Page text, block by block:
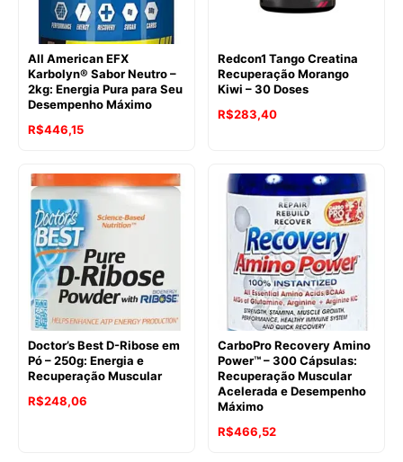
All American EFX
Karbolyn® Sabor Neutro –
2kg: Energia Pura para Seu
Desempenho Máximo
O
original
era:
R$629,95.
R$446,15O
atual
é:
R$446,15.
Redcon1 Tango Creatina
Recuperação Morango
Kiwi – 30 Doses
O
era:
R$446,15.
R$283,40O
é:
R$283,40.
Doctor’s Best D-Ribose em
Pó – 250g: Energia e
Recuperação Muscular
O
R$248,06
CarboPro Recovery Amino
Power™ – 300 Cápsulas:
Recuperação Muscular
Acelerada e Desempenho
Máximo
O
R$466,52O